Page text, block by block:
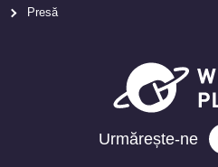
Presă
Urmărește-ne